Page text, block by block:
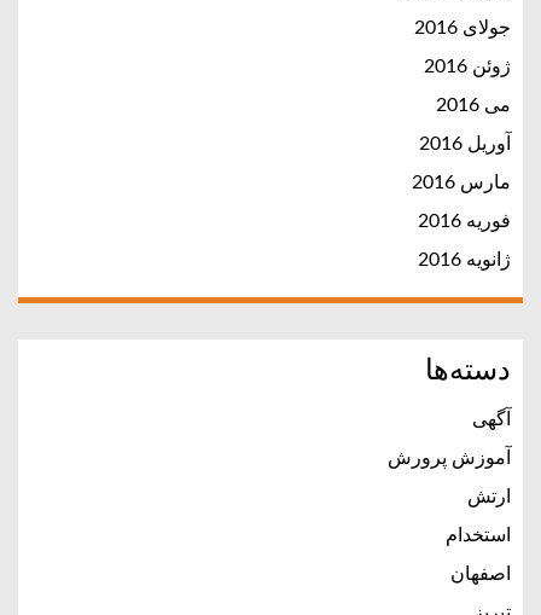
جولای 2016
ژوئن 2016
می 2016
آوریل 2016
مارس 2016
فوریه 2016
ژانویه 2016
دسته‌ها
آگهی
آموزش پرورش
ارتش
استخدام
اصفهان